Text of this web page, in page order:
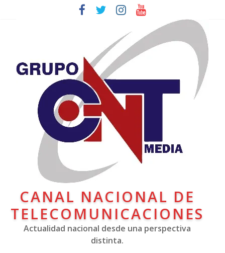
CANAL NACIONAL DE
TELECOMUNICACIONES
Actualidad nacional desde una perspectiva
distinta.